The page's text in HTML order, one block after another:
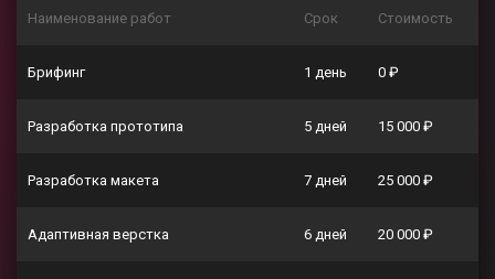
Наименование работ Срок Стоимость
Брифинг 1 день 0 ₽
Разработка прототипа 5 дней 15 000 ₽
Разработка макета 7 дней 25 000 ₽
Адаптивная верстка 6 дней 20 000 ₽